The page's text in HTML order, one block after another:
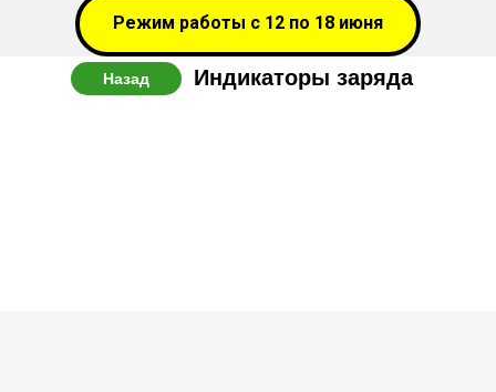
Режим работы с 12 по 18 июня
Индикаторы заряда
Назад